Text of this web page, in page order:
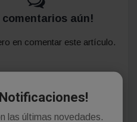
comentarios aún!
en comentar este artículo.
las últimas novedades.